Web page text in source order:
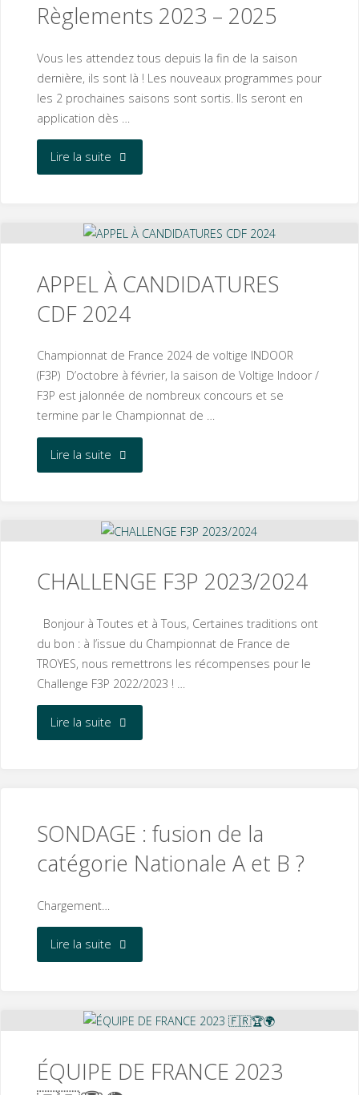
2025"
Règlements 2023 – 2025
Vous les attendez tous depuis la fin de la saison
dernière, ils sont là ! Les nouveaux programmes pour
les 2 prochaines saisons sont sortis. Ils seront en
application dès …
Lire la suite"Règlements
APPEL À CANDIDATURES
CDF 2024
Championnat de France 2024 de voltige INDOOR
(F3P) D’octobre à février, la saison de Voltige Indoor /
F3P est jalonnée de nombreux concours et se
termine par le Championnat de …
Lire la suite"APPEL
CANDIDATURES
2024"
CHALLENGE F3P 2023/2024
Bonjour à Toutes et à Tous, Certaines traditions ont
du bon : à l’issue du Championnat de France de
TROYES, nous remettrons les récompenses pour le
Challenge F3P 2022/2023 ! …
Lire la suite"CHALLENGE
SONDAGE : fusion de la
catégorie Nationale A et B ?
Chargement…
Lire la suite"SONDAGE
la
ÉQUIPE DE FRANCE 2023